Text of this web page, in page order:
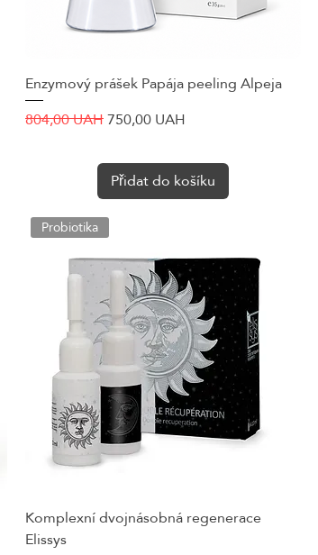
Rychlý náhled
Enzymový prášek Papája peeling Alpeja
Běžná cena
804,00 UAHZvýhodněná cena
750,00 UAH
Přidat do košíku
Rychlý náhled
Probiotika
Komplexní dvojnásobná regenerace
Elissys